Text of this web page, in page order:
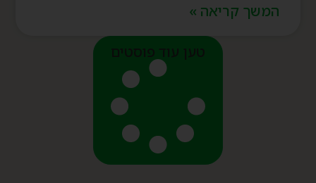
המשך קריאה »
טען עוד פוסטים